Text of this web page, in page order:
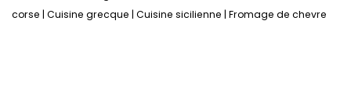
corse Cuisine grecque Cuisine sicilienne Fromage de chevre